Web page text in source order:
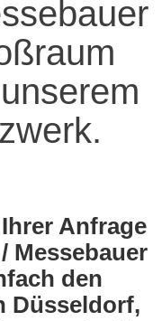
Anfrage
Messebauer
den
Düsseldorf,